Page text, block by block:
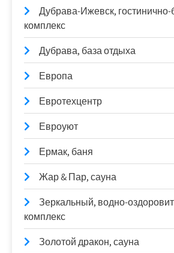
Дубрава-Ижевск,
комплекс
Дубрава, база отдыха
Европа
Евротехцентр
Евроуют
Ермак, баня
Жар & Пар, сауна
Зеркальный, водно-
комплекс
Золотой дракон, сауна